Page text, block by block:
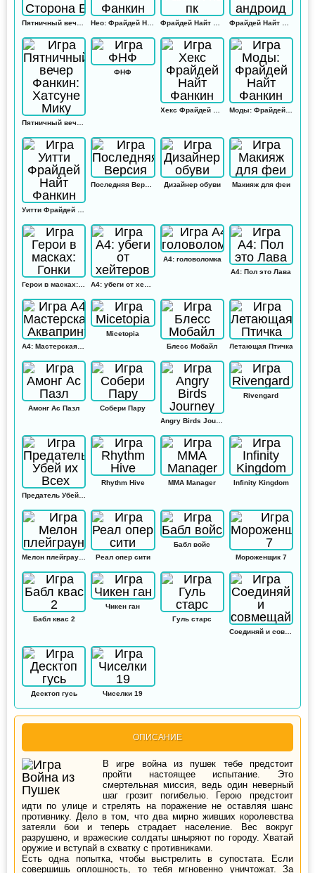
ОПИСАНИЕ
В игре война из пушек тебе предстоит
пройти настоящее испытание. Это
смертельная миссия, ведь один неверный
шаг грозит погибелью. Герою предстоит
идти по улице и стрелять на поражение не оставляя шанс
противнику. Дело в том, что два мирно живших королевства
затеяли бои и теперь страдает население. Вес вокруг
разрушено, и вражеские солдаты шныряют по городу. Хватай
оружие и вступай в схватку с противниками.
Есть одна попытка, чтобы выстрелить в супостата. Если
совершишь оплошность, то тебя мгновенно уничтожат. За
ФНФ
Моды: Фрайдей Найт Фанкин
Дизайнер обуви Макияж для феи
А4: головоломка
А4: Пол это Лава
Micetopia
Блесс Мобайл
Летающая Птичка
Амонг Ас Пазл
Собери Пару
Angry Birds Journey
Rivengard
Rhythm Hive MMA Manager Infinity Kingdom
Реал опер сити
Бабл войс
Мороженщик 7
Бабл квас 2
Чикен ган
Гуль старс
Соединяй и совмещай
Десктоп гусь Чиселки 19